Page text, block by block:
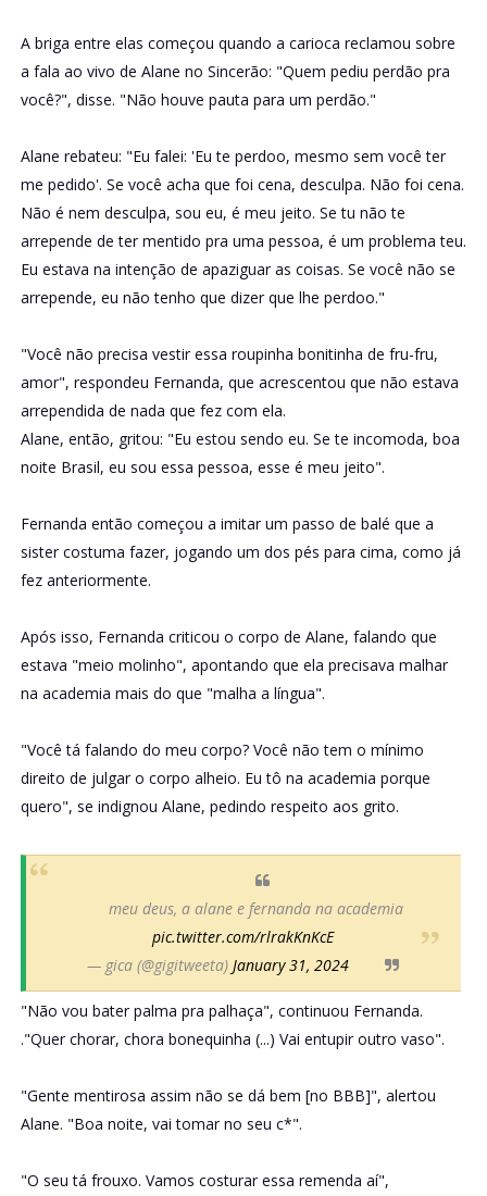
A briga entre elas começou quando a carioca reclamou sobre
a fala ao vivo de Alane no Sincerão: "Quem pediu perdão pra
você?", disse. "Não houve pauta para um perdão."
Alane rebateu: "Eu falei: 'Eu te perdoo, mesmo sem você ter
me pedido'. Se você acha que foi cena, desculpa. Não foi cena.
Não é nem desculpa, sou eu, é meu jeito. Se tu não te
arrepende de ter mentido pra uma pessoa, é um problema teu.
Eu estava na intenção de apaziguar as coisas. Se você não se
arrepende, eu não tenho que dizer que lhe perdoo."
"Você não precisa vestir essa roupinha bonitinha de fru-fru,
amor", respondeu Fernanda, que acrescentou que não estava
arrependida de nada que fez com ela.
Alane, então, gritou: "Eu estou sendo eu. Se te incomoda, boa
noite Brasil, eu sou essa pessoa, esse é meu jeito".
Fernanda então começou a imitar um passo de balé que a
sister costuma fazer, jogando um dos pés para cima, como já
fez anteriormente.
Após isso, Fernanda criticou o corpo de Alane, falando que
estava "meio molinho", apontando que ela precisava malhar
na academia mais do que "malha a língua".
"Você tá falando do meu corpo? Você não tem o mínimo
direito de julgar o corpo alheio. Eu tô na academia porque
quero", se indignou Alane, pedindo respeito aos grito.
meu deus, a alane e fernanda na academia
pic.twitter.com/rlrakKnKcE
— gica (@gigitweeta)January 31, 2024
"Não vou bater palma pra palhaça", continuou Fernanda.
."Quer chorar, chora bonequinha (...) Vai entupir outro vaso".
"Gente mentirosa assim não se dá bem [no BBB]", alertou
Alane. "Boa noite, vai tomar no seu c*".
"O seu tá frouxo. Vamos costurar essa remenda aí",